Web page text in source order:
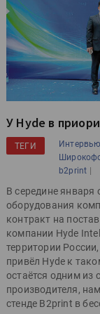
У Hyde в
ТЕГИ Интервью
b2print |
В середине января
оборудования
контракт на
компании Hyde
территории
привёл Hyde к
остаётся одним из
производителя,
стенде B2print в